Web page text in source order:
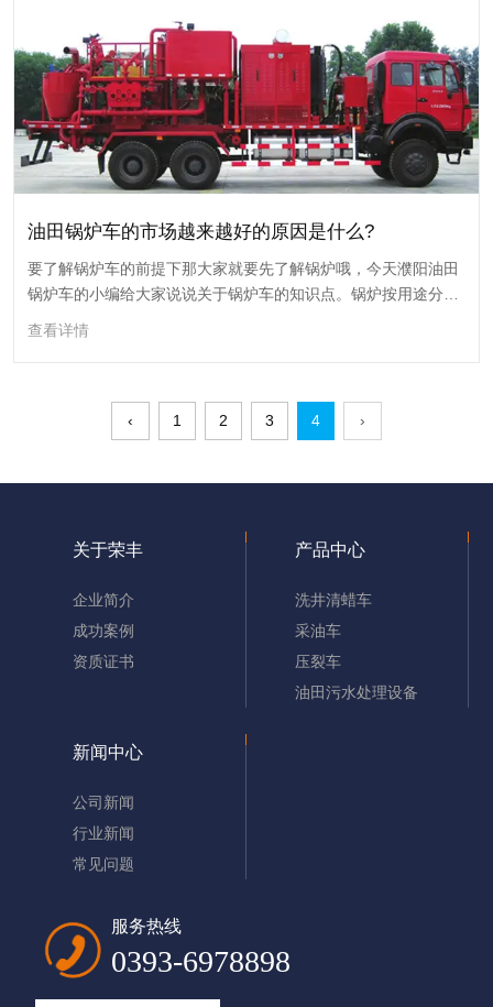
油田锅炉车采用了哪些配置
锅炉车被油田工程队广泛的运用，这是因为锅炉车为开采石油提供了便
利。很多人都不懂油田锅炉车采用哪些装置和配置，下面为了让大家对锅
炉车有一个认识，荣丰石油机械为您讲述油田锅炉车采用了哪些配置。
查看详情
18
2024-03
油田锅炉车的市场越来越好的原因是什么?
要了解锅炉车的前提下那大家就要先了解锅炉哦，今天濮阳油田锅炉车的
小编给大家说说关于锅炉车的知识点。锅炉按用途分为电站锅炉、工业锅
查看详情
‹
油田锅炉车的市场越来越好的原因是什么?
要了解锅炉车的前提下那大家就要先了解锅炉哦，今天濮阳油田
锅炉车的小编给大家说说关于锅炉车的知识点。锅炉按用途分为
电站锅炉、工业锅炉、生活锅炉、机车锅炉、船舶锅炉等。
查看详情
‹ 1 2 3 4 ›
关于荣丰
企业简介
成功案例
资质证书
产品中心
洗井清蜡车
采油车
压裂车
油田污水处理设备
新闻中心
公司新闻
行业新闻
常见问题
服务热线
0393-6978898